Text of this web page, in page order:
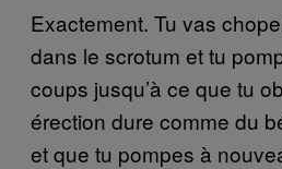
Exactement. Tu vas
dans le scrotum et tu
coups jusqu’à ce que tu
érection dure comme du
et que tu pompes à